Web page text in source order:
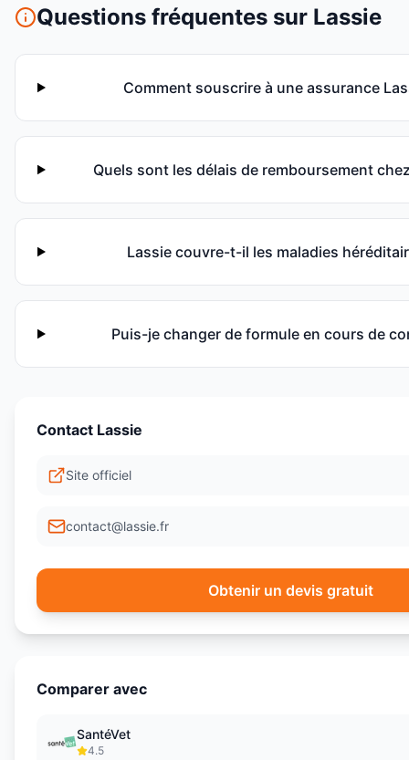
Questions fréquentes sur Lassie
Comment souscrire à une assurance
Quels sont les délais de remboursement
Lassie couvre-t-il les maladies
Puis-je changer de formule en cours de
Contact Lassie
Site officiel
contact@lassie.fr
Obtenir un devis gratuit
Comparer avec
SantéVet
4.5